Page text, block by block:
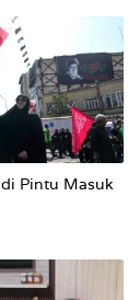
Pintu Masuk